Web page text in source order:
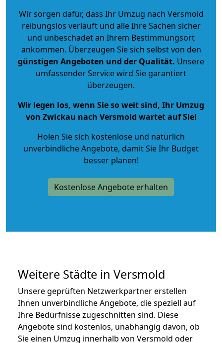
Wir sorgen dafür, dass Ihr Umzug nach Versmold
reibungslos verläuft und alle Ihre Sachen sicher
und unbeschadet an Ihrem Bestimmungsort
ankommen. Überzeugen Sie sich selbst von den
günstigen Angeboten und der Qualität. Unsere
umfassender Service wird Sie garantiert
überzeugen.
Wir legen los, wenn Sie so weit sind, Ihr Umzug
von Zwickau nach Versmold wartet auf Sie!
Holen Sie sich kostenlose und natürlich
unverbindliche Angebote, damit Sie Ihr Budget
besser planen!
Kostenlose Angebote erhalten
Weitere Städte in Versmold
Unsere geprüften Netzwerkpartner erstellen
Ihnen unverbindliche Angebote, die speziell auf
Ihre Bedürfnisse zugeschnitten sind. Diese
Angebote sind kostenlos, unabhängig davon, ob
Sie einen Umzug innerhalb von Versmold oder